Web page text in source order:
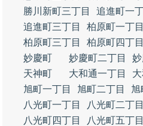
勝川新町三丁目
追進町一
追進町三丁目
柏原町一丁目
柏原町三丁目
柏原町四丁目
妙慶町
妙慶町二丁目
天神町
大和通一丁目
旭町一丁目
旭町二丁目 旭
八光町一丁目
八光町二丁目
八光町四丁目
八光町五丁目